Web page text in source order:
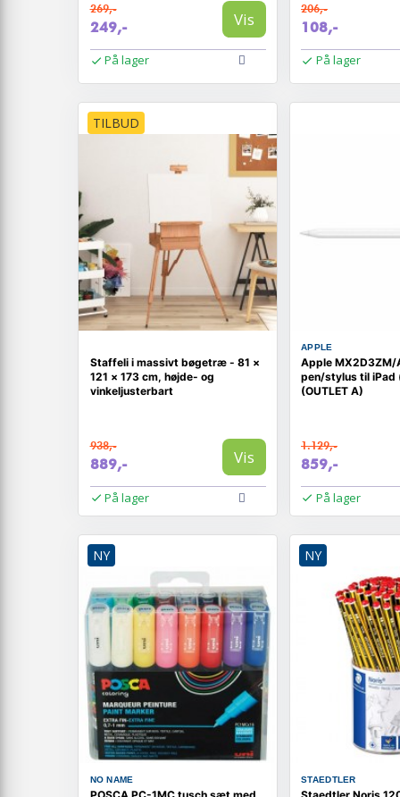
269,-
249,- Vis
På lager
206,-
108,-
På lager
TILBUD
Staffeli i massivt bøgetræ - 81 ×
121 × 173 cm, højde- og
vinkeljusterbart
938,-
889,- Vis
På lager
APPLE
Apple
pen/stylus til iPad
(OUTLET A)
1.129,-
859,-
På lager
NY
NO NAME
POSCA PC-1MC tusch sæt med
NY
STAEDTLER
Staedtler Noris